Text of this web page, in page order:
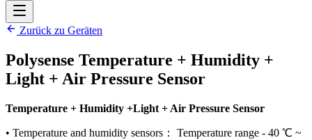
Zurück zu Geräten
Polysense Temperature + Humidity +
Light + Air Pressure Sensor
Temperature + Humidity +Light + Air Pressure Sensor
• Temperature and humidity sensors： Temperature range - 40 ℃ ~